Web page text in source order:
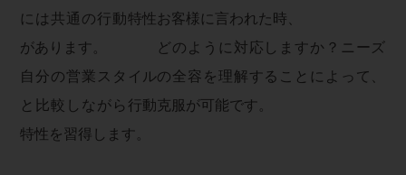
には共通の行動特性
があります。
自分の営業スタイル
と比較しながら行動
特性を習得します。
お客様に言われた時、
どのように対応しますか？ニーズ
の全容を理解することによって、
克服が可能です。